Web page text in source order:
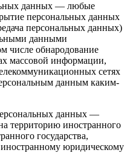
данных — любые
персональных данных
персональных данных)
данными
числе обнародование
массовой информации,
сетях
данным каким-
данных —
территорию иностранного
государства,
юридическому